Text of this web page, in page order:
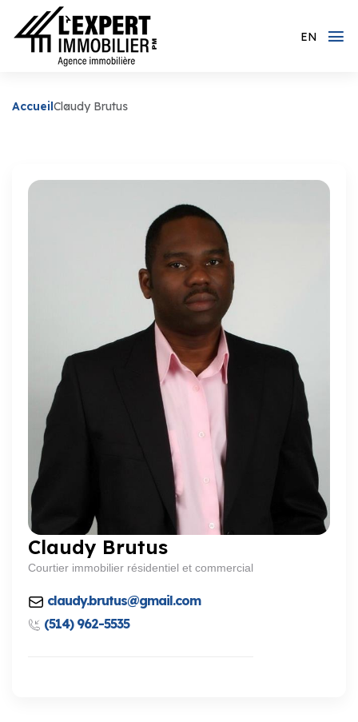
EN
AccueilClaudy Brutus
Claudy Brutus
Courtier immobilier résidentiel et commercial
claudy.brutus@gmail.com
(514) 962-5535